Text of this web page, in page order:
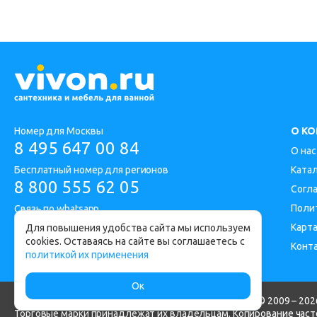
Номер для Москвы
8 495 647 00 84
Бесплатный номер для регионов
8 800 555 62 05
Связь по whatsapp
Адрес офиса: Москва, Дорожная улица 1
О
О нас
Интернет-магазин сантехники и мебели для ванной © 2009 –
Торговые марки принадлежат их владельцам. Копирование
Для повышения удобства сайта мы используем
cookies. Оставаясь на сайте вы соглашаетесь с
политикой их применения
Ок